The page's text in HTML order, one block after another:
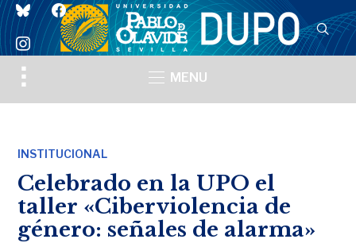
blueskyfacebook
instagram
Toggle
sidebar
MENU
INSTITUCIONAL
Celebrado en la UPO el
taller «Ciberviolencia de
género: señales de alarma»